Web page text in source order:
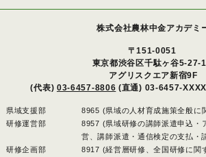
株式会社農林中金アカデミ
〒151-0051
東京都渋谷区千駄ヶ谷5-27-
アグリスクエア新宿9F
(代表) 03-6457-8806 (直通) 03-6457-XXXX
県域支援部
8965 (県域の人材育成施策全般に
研修運営部
8957 (県域研修の講師派遣申込・
営、講師派遣・通信検定の支払・
研修企画部
8917 (経営層研修、全国研修に関